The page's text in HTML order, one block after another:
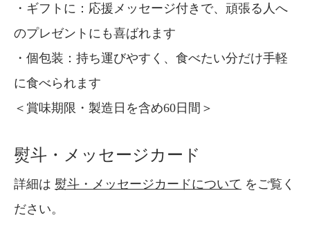
・ギフトに：応援メッセージ付きで、頑張る人へ
のプレゼントにも喜ばれます
・個包装：持ち運びやすく、食べたい分だけ手軽
に食べられます
＜賞味期限・製造日を含め60日間＞
熨斗・メッセージカード
詳細は 熨斗・メッセージカードについて をご覧く
ださい。